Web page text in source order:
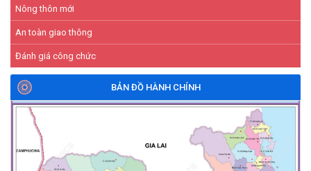
Nông thôn mới
An toàn giao thông
Đánh giá công chức
BẢN ĐỒ HÀNH CHÍNH